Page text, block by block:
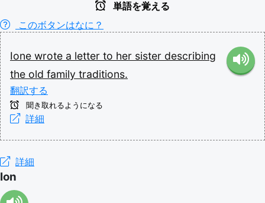
単語を覚える
このボタンはなに？
Ione wrote a letter to her sister describing
the old family traditions.
翻訳する
聞き取れるようになる
詳細
詳細
Ion